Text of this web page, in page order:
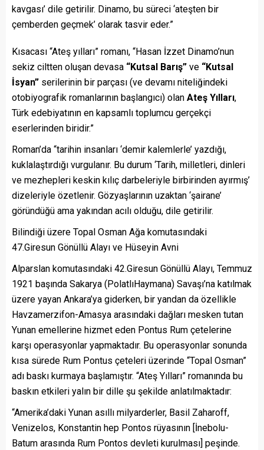
kavgası’ dile getirilir. Dinamo, bu süreci ‘ateşten bir
çemberden geçmek’ olarak tasvir eder.”
Kısacası “Ateş yılları” romanı, “Hasan İzzet Dinamo’nun
sekiz ciltten oluşan devasa “Kutsal Barış” ve “Kutsal
İsyan” serilerinin bir parçası (ve devamı niteliğindeki
otobiyografik romanlarının başlangıcı) olan Ateş Yılları,
Türk edebiyatının en kapsamlı toplumcu gerçekçi
eserlerinden biridir.”
Roman’da “tarihin insanları ‘demir kalemlerle’ yazdığı,
kuklalaştırdığı vurgulanır. Bu durum ‘Tarih, milletleri, dinleri
ve mezhepleri keskin kılıç darbeleriyle birbirinden ayırmış’
dizeleriyle özetlenir. Gözyaşlarının uzaktan ‘şairane’
göründüğü ama yakından acılı olduğu, dile getirilir.
Bilindiği üzere Topal Osman Ağa komutasındaki
47.Giresun Gönüllü Alayı ve Hüseyin Avni
Alparslan komutasındaki 42.Giresun Gönüllü Alayı, Temmuz
1921 başında Sakarya (PolatlıHaymana) Savaşı’na katılmak
üzere yayan Ankara’ya giderken, bir yandan da özellikle
Havzamerzifon-Amasya arasındaki dağları mesken tutan
Yunan emellerine hizmet eden Pontus Rum çetelerine
karşı operasyonlar yapmaktadır. Bu operasyonlar sonunda
kısa sürede Rum Pontus çeteleri üzerinde “Topal Osman”
adı baskı kurmaya başlamıştır. “Ateş Yılları” romanında bu
baskın etkileri yalın bir dille şu şekilde anlatılmaktadır:
“Amerika’daki Yunan asıllı milyarderler, Basil Zaharoff,
Venizelos, Konstantin hep Pontos rüyasının [İnebolu-
Batum arasında Rum Pontos devleti kurulması] peşinde.